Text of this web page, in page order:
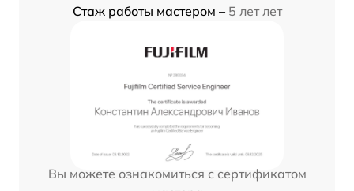
Стаж работы мастером – 5 лет лет
Вы можете ознакомиться с сертификатом